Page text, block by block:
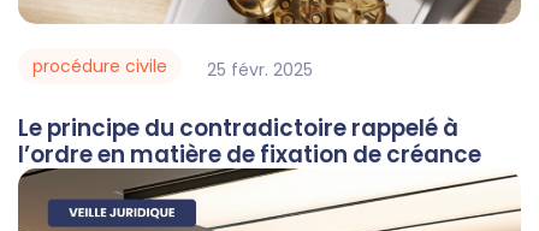
Le principe du contradictoire rappelé à
l’ordre en matière de fixation de créance
25 févr. 2025
procédure civile